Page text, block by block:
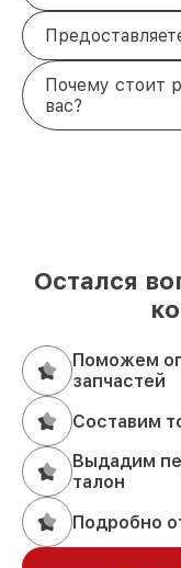
Почему стоит
вас?
Остался
Поможем
запчастей
Составим
Выдадим
талон
Подробно